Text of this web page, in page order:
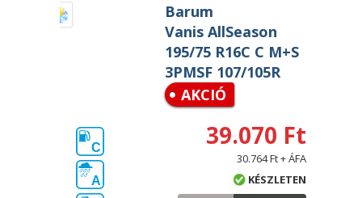
Barum
Vanis AllSeason
195/75 R16C C M+S
3PMSF 107/105R
AKCIÓ
C
A
39.070 Ft
30.764 Ft + ÁFA
KÉSZLETEN